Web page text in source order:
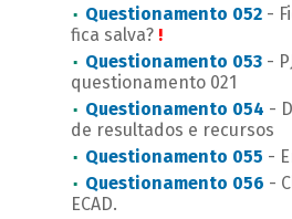
Questionamento 052 -
fica salva? !
Questionamento 053 -
questionamento 021
Questionamento 054 -
de resultados e recursos
Questionamento 055 -
Questionamento 056 -
ECAD.